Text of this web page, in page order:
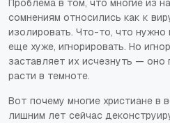
Проблема в том, что многие из
сомнениям относились как к
изолировать. Что-то, что нужно
еще хуже, игнорировать. Но
заставляет их исчезнуть — оно
расти в темноте.
Вот почему многие христиане в
лишним лет сейчас